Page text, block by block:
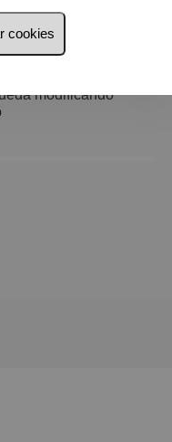
aquí :)
modificando
cookies